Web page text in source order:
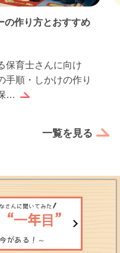
の作り方とおすすめ
保育士さんに向け
手順・しかけの作り
…
一覧を見る
さんに聞いてみた
一年目”
がある！～